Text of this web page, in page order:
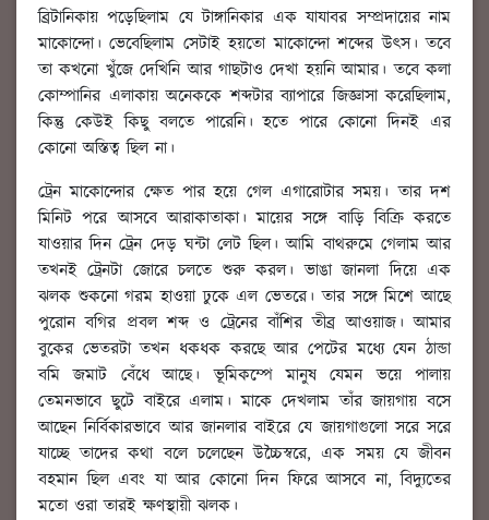
ব্রিটানিকায় পড়েছিলাম যে টাঙ্গানিকার এক যাযাবর সম্প্রদায়ের নাম
মাকোন্দো। ভেবেছিলাম সেটাই হয়তো মাকোন্দো শব্দের উৎস। তবে
তা কখনো খুঁজে দেখিনি আর গাছটাও দেখা হয়নি আমার। তবে কলা
কোম্পানির এলাকায় অনেককে শব্দটার ব্যাপারে জিজ্ঞাসা করেছিলাম,
কিন্তু কেউই কিছু বলতে পারেনি। হতে পারে কোনো দিনই এর
কোনো অস্তিত্ব ছিল না।
ট্রেন মাকোন্দোর ক্ষেত পার হয়ে গেল এগারোটার সময়। তার দশ
মিনিট পরে আসবে আরাকাতাকা। মায়ের সঙ্গে বাড়ি বিক্রি করতে
যাওয়ার দিন ট্রেন দেড় ঘন্টা লেট ছিল। আমি বাথরুমে গেলাম আর
তখনই ট্রেনটা জোরে চলতে শুরু করল। ভাঙা জানলা দিয়ে এক
ঝলক শুকনো গরম হাওয়া ঢুকে এল ভেতরে। তার সঙ্গে মিশে আছে
পুরোন বগির প্রবল শব্দ ও ট্রেনের বাঁশির তীব্র আওয়াজ। আমার
বুকের ভেতরটা তখন ধকধক করছে আর পেটের মধ্যে যেন ঠান্ডা
বমি জমাট বেঁধে আছে। ভূমিকম্পে মানুষ যেমন ভয়ে পালায়
তেমনভাবে ছুটে বাইরে এলাম। মাকে দেখলাম তাঁর জায়গায় বসে
আছেন নির্বিকারভাবে আর জানলার বাইরে যে জায়গাগুলো সরে সরে
যাচ্ছে তাদের কথা বলে চলেছেন উচ্চৈস্বরে, এক সময় যে জীবন
বহমান ছিল এবং যা আর কোনো দিন ফিরে আসবে না, বিদ্যুতের
মতো ওরা তারই ক্ষণস্থায়ী ঝলক।